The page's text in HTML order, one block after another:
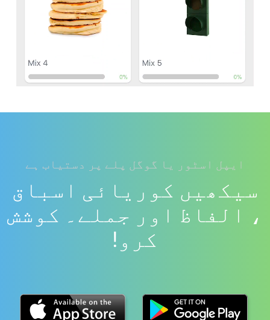
ایپل اسٹور یا گوگل پلے پر دستیاب ہے
سیکھیں کوریائی اسباق
، الفاظ اور جملے۔ کوشش
کرو!